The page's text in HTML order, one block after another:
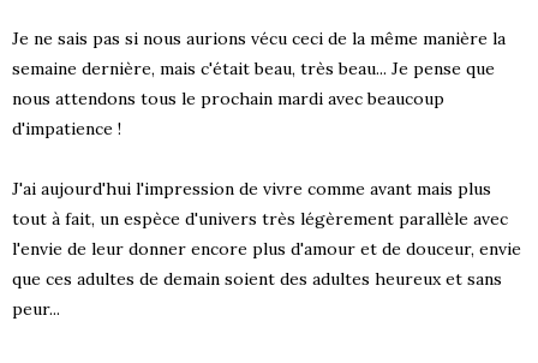
Je ne sais pas si nous aurions vécu ceci de la même manière la
semaine dernière, mais c'était beau, très beau... Je pense que
nous attendons tous le prochain mardi avec beaucoup
d'impatience !
J'ai aujourd'hui l'impression de vivre comme avant mais plus
tout à fait, un espèce d'univers très légèrement parallèle avec
l'envie de leur donner encore plus d'amour et de douceur, envie
que ces adultes de demain soient des adultes heureux et sans
peur...